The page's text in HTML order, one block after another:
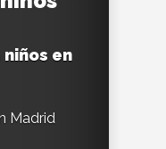
en
Madrid